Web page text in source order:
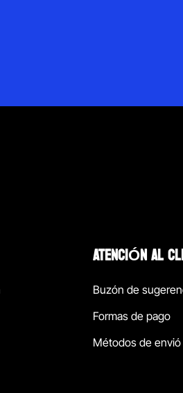
ATENCIÓN AL
Buzón de
Formas de pago
Métodos de envió